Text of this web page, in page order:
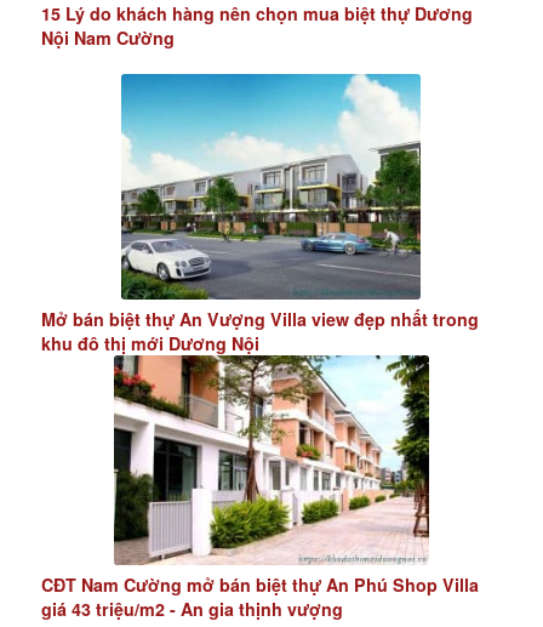
15 Lý do khách hàng nên chọn mua biệt thự Dương
Nội Nam Cường
Mở bán biệt thự An Vượng Villa view đẹp nhất trong
khu đô thị mới Dương Nội
CĐT Nam Cường mở bán biệt thự An Phú Shop Villa
giá 43 triệu/m2 - An gia thịnh vượng